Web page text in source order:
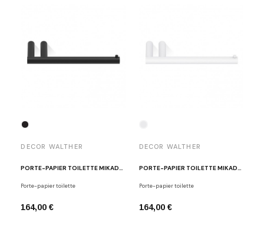
DECOR WALTHER
PORTE-PAPIER TOILETTE MIKADO NOIR MAT
Porte-papier toilette
164,00 €
DECOR WALTHER
PORTE-PAPIER TOILETTE MIKADO BLANC MAT
Porte-papier toilette
164,00 €